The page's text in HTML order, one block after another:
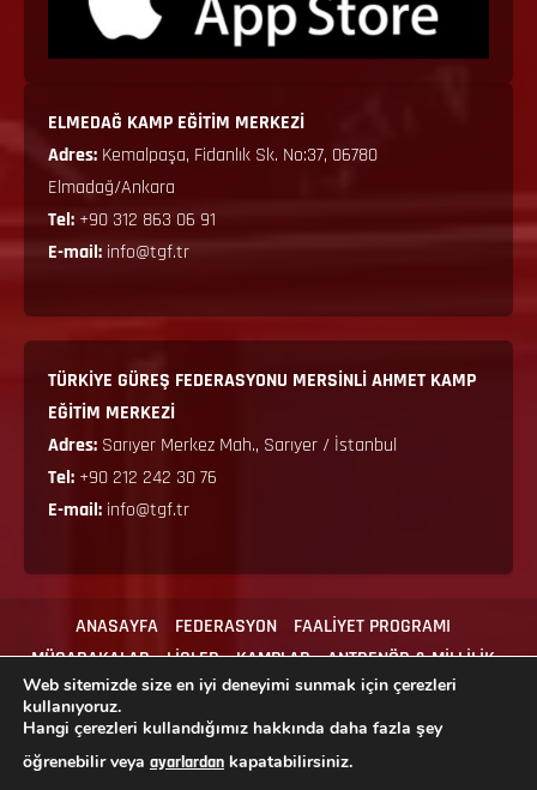
ELMEDAĞ KAMP EĞİTİM MERKEZİ
Adres: Kemalpaşa, Fidanlık Sk. No:37, 06780
Elmadağ/Ankara
Tel: +90 312 863 06 91
E-mail: info@tgf.tr
TÜRKİYE GÜREŞ FEDERASYONU MERSİNLİ AHMET KAMP
EĞİTİM MERKEZİ
Adres: Sarıyer Merkez Mah., Sarıyer / İstanbul
Tel: +90 212 242 30 76
E-mail: info@tgf.tr
ANASAYFA FEDERASYON
FAALİYET PROGRAMI
MÜSABAKALAR
LİGLER KAMPLAR
ANTRENÖR & MİLLİLİK
MEVZUAT
İLGİLİ FORMLAR İLETİŞİM
Web sitemizde size en iyi deneyimi sunmak için çerezleri
kullanıyoruz.
Hangi çerezleri kullandığımız hakkında daha fazla şey
öğrenebilir veya ayarlardan kapatabilirsiniz.